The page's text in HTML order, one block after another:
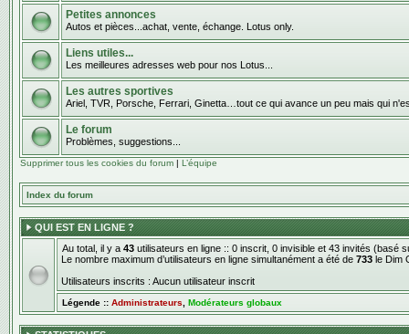
Petites annonces
Autos et pièces...achat, vente, échange. Lotus only.
Liens utiles...
Les meilleures adresses web pour nos Lotus...
Les autres sportives
Ariel, TVR, Porsche, Ferrari, Ginetta…tout ce qui avance un peu mais qui
Le forum
Problèmes, suggestions...
Supprimer tous les cookies du forum | L’équipe
Index du forum
QUI EST EN LIGNE ?
Au total, il y a 43 utilisateurs en ligne :: 0 inscrit, 0 invisible et 43 invités (basé
Le nombre maximum d’utilisateurs en ligne simultanément a été de 733 le Dim
Utilisateurs inscrits : Aucun utilisateur inscrit
Légende :: Administrateurs Modérateurs globaux